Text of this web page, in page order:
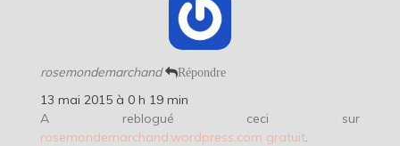
rosemondemarchand Répondre
13 mai 2015 à 0 h 19 min
A reblogué ceci sur
rosemondemarchand.wordpress.com gratuit.